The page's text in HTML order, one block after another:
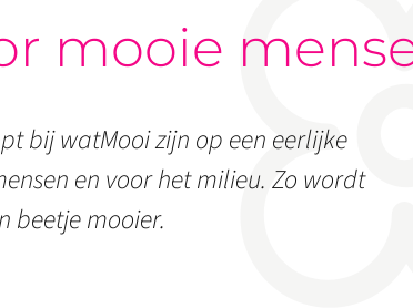
mooie
bij watMooi zijn op een eerlijke
en voor het milieu. Zo wordt
beetje mooier.